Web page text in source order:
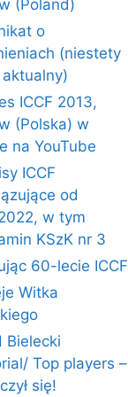
(Poland)
o
(niestety
ICCF 2013,
(Polska) w
na YouTube
ICCF
od
w tym
KSzK nr 3
60-lecie ICCF
Witka
Bielecki
Top players –
się!